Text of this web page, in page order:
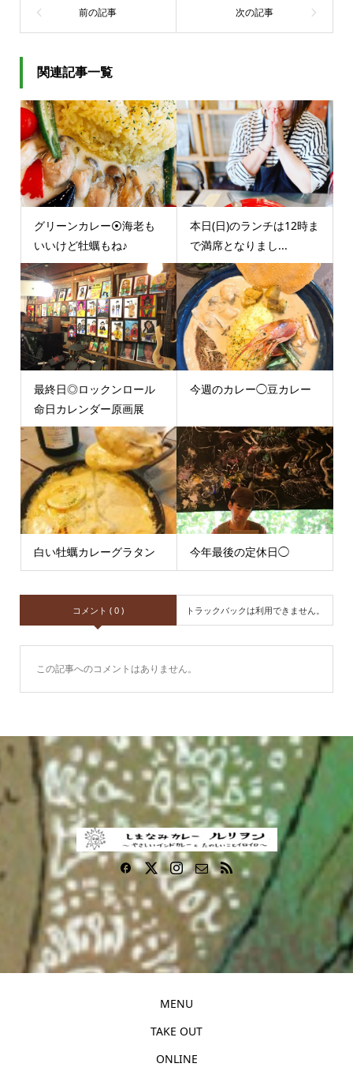
関連記事一覧
グリーンカレー⦿海老も
いいけど牡蠣もね♪
本日(日)のランチは12時ま
で満席となりまし...
最終日◎ロックンロール
命日カレンダー原画展
今週のカレー◯豆カレー
白い牡蠣カレーグラタン 今年最後の定休日◯
コメント ( 0 ) トラックバックは利用できません。
この記事へのコメントはありません。
MENU
TAKE OUT
ONLINE